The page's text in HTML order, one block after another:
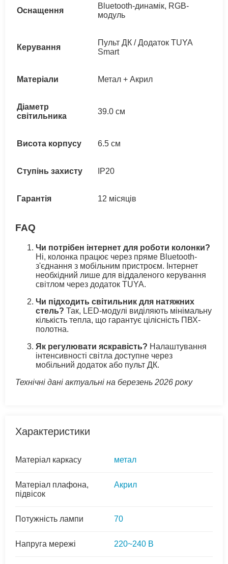
Оснащення
Bluetooth-динамік, RGB-
модуль
Керування
Пульт ДК / Додаток TUYA
Smart
Матеріали Метал + Акрил
Діаметр
світильника
39.0 см
Висота корпусу 6.5 см
Ступінь захисту IP20
Гарантія 12 місяців
FAQ
Чи потрібен інтернет для роботи колонки?
Ні, колонка працює через пряме Bluetooth-
з'єднання з мобільним пристроєм. Інтернет
необхідний лише для віддаленого керування
світлом через додаток TUYA.
Чи підходить світильник для натяжних
стель? Так, LED-модулі виділяють мінімальну
кількість тепла, що гарантує цілісність ПВХ-
полотна.
Як регулювати яскравість? Налаштування
інтенсивності світла доступне через
мобільний додаток або пульт ДК.
Технічні дані актуальні на березень 2026 року
Характеристики
Матеріал каркасу метал
Матеріал плафона,
підвісок
Акрил
Потужність лампи 70
Напруга мережі 220~240 В